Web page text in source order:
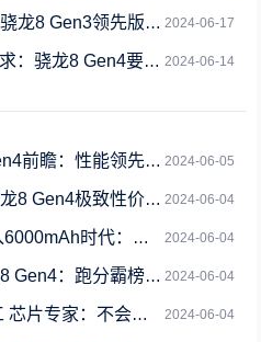
2024-06-17
Gen3领先版首度曝光
2024-06-14
骁龙8 Gen4要涨价
2024-06-05
性能领先苹果A17 Pro
2024-06-04
极致性价比旗舰
2024-06-04
代：安卓续航巨无霸
2024-06-04
：跑分霸榜安卓阵营
2024-06-04
会再现骁龙888发热问题